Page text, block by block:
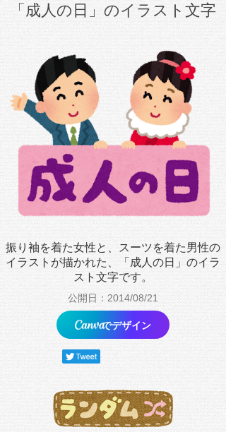
「成人の日」のイラスト文字
振り袖を着た女性と、スーツを着た男性の
イラストが描かれた、「成人の日」のイラ
スト文字です。
公開日：2014/08/21
でデザイン